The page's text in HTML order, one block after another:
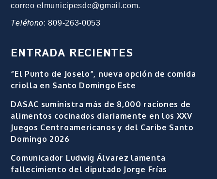
correo elmunicipesde@gmail.com.
Teléfono: 809-263-0053
ENTRADA RECIENTES
“El Punto de Joselo”, nueva opción de comida
criolla en Santo Domingo Este
DASAC suministra más de 8,000 raciones de
alimentos cocinados diariamente en los XXV
Juegos Centroamericanos y del Caribe Santo
Domingo 2026
Comunicador Ludwig Álvarez lamenta
fallecimiento del diputado Jorge Frías